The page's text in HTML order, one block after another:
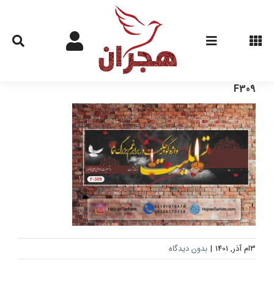
content
F309
3ام آذر, 1401 | بدون دیدگاه